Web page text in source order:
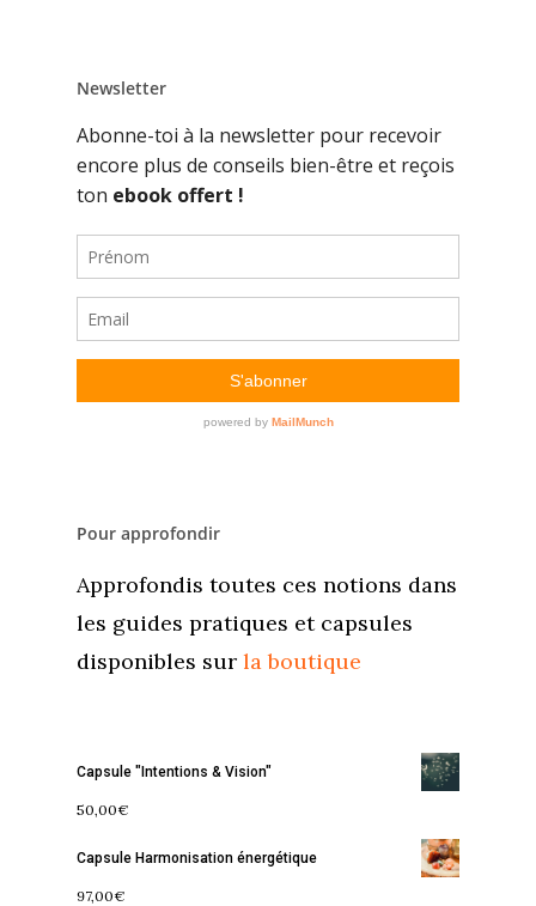
Newsletter
Pour approfondir
Approfondis toutes ces notions dans
les guides pratiques et capsules
disponibles sur la boutique
Capsule "Intentions & Vision"
50,00€
Capsule Harmonisation énergétique
97,00€